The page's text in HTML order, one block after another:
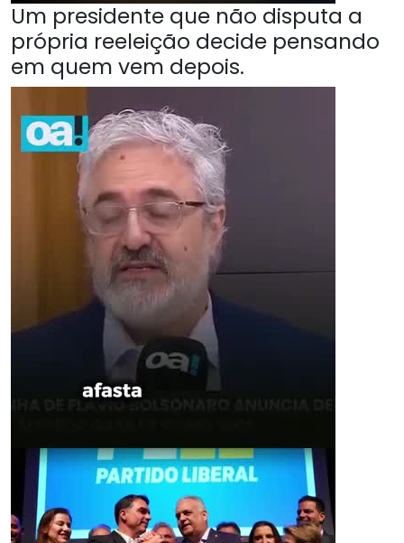
Um presidente que não disputa a
própria reeleição decide pensando
em quem vem depois.